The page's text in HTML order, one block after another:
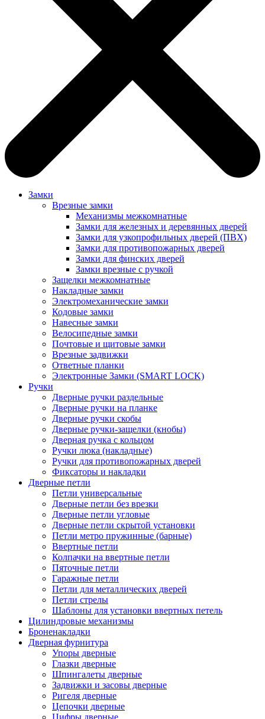
Замки
Врезные замки
Механизмы межкомнатные
Замки для железных и деревянных дверей
Замки для узкопрофильных дверей (ПВХ)
Замки для противопожарных дверей
Замки для финских дверей
Замки врезные с ручкой
Защелки межкомнатные
Накладные замки
Электромеханические замки
Кодовые замки
Навесные замки
Велосипедные замки
Почтовые и щитовые замки
Врезные задвижки
Ответные планки
Электронные Замки (SMART LOCK)
Ручки
Дверные ручки раздельные
Дверные ручки на планке
Дверные ручки скобы
Дверные ручки-защелки (кнобы)
Дверная ручка с кольцом
Ручки люка (накладные)
Ручки для противопожарных дверей
Фиксаторы и накладки
Дверные петли
Петли универсальные
Дверные петли без врезки
Дверные петли угловые
Дверные петли скрытой установки
Петли метро пружинные (барные)
Ввертные петли
Колпачки на ввертные петли
Пяточные петли
Гаражные петли
Петли для металлических дверей
Петли стрелы
Шаблоны для установки ввертных петель
Цилиндровые механизмы
Броненакладки
Дверная фурнитура
Упоры дверные
Глазки дверные
Шпингалеты дверные
Задвижки и засовы дверные
Ригеля дверные
Цепочки дверные
Цифры дверные